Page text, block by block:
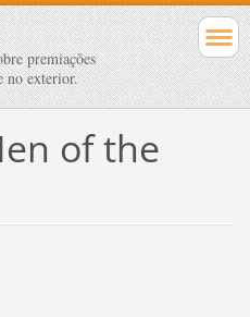
premiações
no exterior.
of the